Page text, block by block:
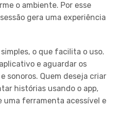
o ambiente. Por esse
gera uma experiência
o que facilita o uso.
e aguardar os
sonoros. Quem deseja criar
histórias usando o app,
uma ferramenta acessível e